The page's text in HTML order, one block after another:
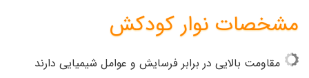
مشخصات نوار کودکش
مقاومت بالایی در برابر فرسایش و عوامل شیمیایی دارند